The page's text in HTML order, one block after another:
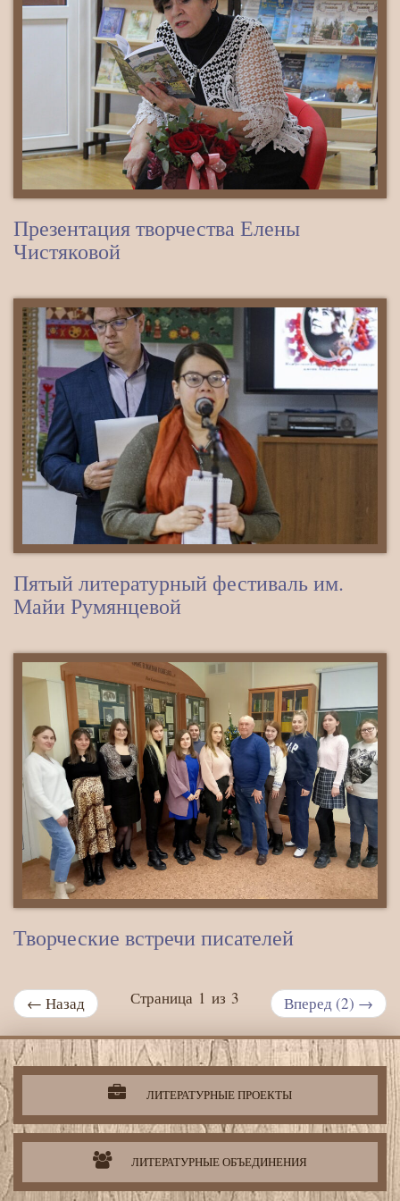
Презентация творчества Елены
Чистяковой
Пятый литературный фестиваль им.
Майи Румянцевой
Творческие встречи писателей
← Назад Вперед (2) →
Страница 1 из 3
Литературная
деятельность
организации
ЛИТЕРАТУРНЫЕ ПРОЕКТЫ
ЛИТЕРАТУРНЫЕ ОБЪЕДИНЕНИЯ